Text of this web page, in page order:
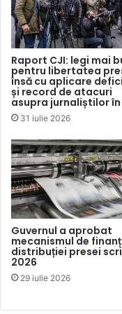
consimțământului
unei persoane, cu
jurnaliștilor și
Organizația
Ucrainei în
europeană a libertății
Cod civil să fie aliniat
libertatea de
Preocupări similare
Europei, care a
prevederile
libertatea de
constată că
dreptul la
Raport CJI: legi mai
pentru libertatea
însă cu aplicare
și record de atacuri
asupra jurnaliștilor în
31 iulie 2026
Guvernul a aprobat
mecanismul de
distribuției presei
2026
29 iulie 2026